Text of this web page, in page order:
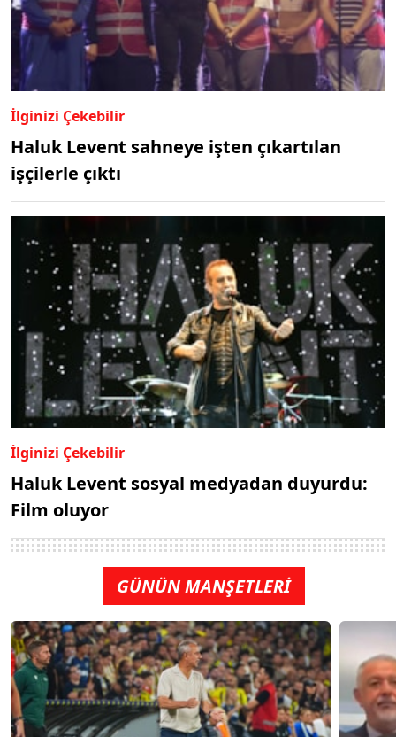
İlginizi Çekebilir
Haluk Levent sahneye işten çıkartılan
işçilerle çıktı
İlginizi Çekebilir
Haluk Levent sosyal medyadan duyurdu:
Film oluyor
GÜNÜN MANŞETLERİ